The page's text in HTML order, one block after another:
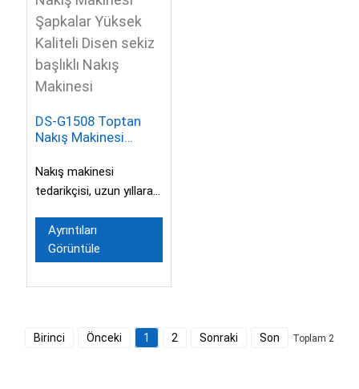
DS-G1508 Toptan
Nakış Makinesi
Kaliteli Disen sekiz
başlıklı Nakış
Makinesi
Nakış makinesi
tedarikçisi, uzun yıllara
tecrübesiyle,
özelleştirilmiş hizmet
Ayrıntıları
Görüntüle
Birinci Önceki 1 2 Sonraki Son Toplam 2